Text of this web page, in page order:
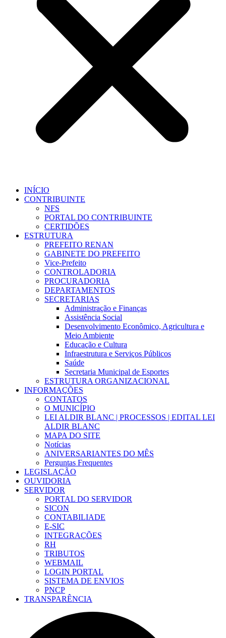
INÍCIO
CONTRIBUINTE
NFS
PORTAL DO CONTRIBUINTE
CERTIDÕES
ESTRUTURA
PREFEITO RENAN
GABINETE DO PREFEITO
Vice-Prefeito
CONTROLADORIA
PROCURADORIA
DEPARTAMENTOS
SECRETARIAS
Administração e Finanças
Assistência Social
Desenvolvimento Econômico, Agricultura e
Meio Ambiente
Educação e Cultura
Infraestrutura e Serviços Públicos
Saúde
Secretaria Municipal de Esportes
ESTRUTURA ORGANIZACIONAL
INFORMAÇÕES
CONTATOS
O MUNICÍPIO
LEI ALDIR BLANC | PROCESSOS | EDITAL LEI
ALDIR BLANC
MAPA DO SITE
Notícias
ANIVERSARIANTES DO MÊS
Perguntas Frequentes
LEGISLAÇÃO
OUVIDORIA
SERVIDOR
PORTAL DO SERVIDOR
SICON
CONTABILIADE
E-SIC
INTEGRAÇÕES
RH
TRIBUTOS
WEBMAIL
LOGIN PORTAL
SISTEMA DE ENVIOS
PNCP
TRANSPARÊNCIA